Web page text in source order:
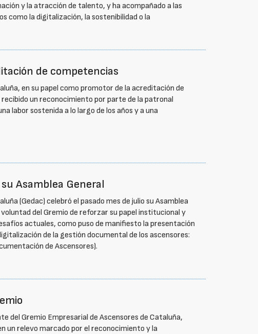
y la atracción de talento, y ha acompañado a las
como la digitalización, la sostenibilidad o la
de competencias
en su papel como promotor de la acreditación de
un reconocimiento por parte de la patronal
labor sostenida a lo largo de los años y a una
Asamblea General
(Gedac) celebró el pasado mes de julio su Asamblea
del Gremio de reforzar su papel institucional y
actuales, como puso de manifiesto la presentación
de la gestión documental de los ascensores:
de Ascensores).
del Gremio Empresarial de Ascensores de Cataluña,
un relevo marcado por el reconocimiento y la